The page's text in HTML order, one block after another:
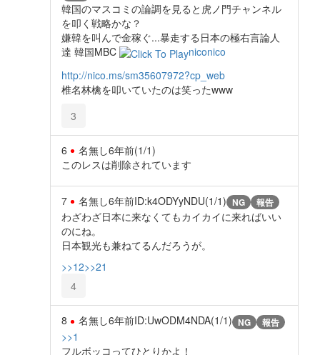
韓国のマスコミの論調を見ると虎ノ門チャンネル
を叩く戦略かな？
嫌韓を叫んで金稼ぐ...暴走する日本の極右言論人
達 韓国MBC
niconico
http://nico.ms/sm35607972?cp_web
椎名林檎を叩いていたのは笑ったwww
3
6 名無し6年前(1/1)
このレスは削除されています
7 名無し6年前ID:k4ODYyNDU(1/1) NG 報告
わざわざ日本に来なくてもカイカイに来ればいい
のにね。
日本観光も兼ねてるんだろうが。
>>12>>21
4
8 名無し6年前ID:UwODM4NDA(1/1) NG 報告
>>1
フルボッコってひとりかよ！